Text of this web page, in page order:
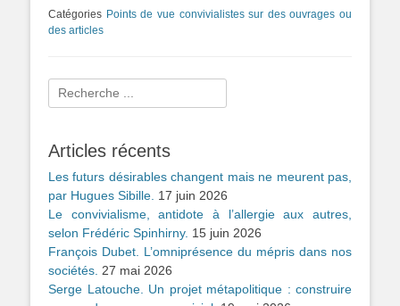
Catégories Points de vue convivialistes sur des ouvrages ou
des articles
Rechercher :
Articles récents
Les futurs désirables changent mais ne meurent pas,
par Hugues Sibille. 17 juin 2026
Le convivialisme, antidote à l’allergie aux autres,
selon Frédéric Spinhirny. 15 juin 2026
François Dubet. L’omniprésence du mépris dans nos
sociétés. 27 mai 2026
Serge Latouche. Un projet métapolitique : construire